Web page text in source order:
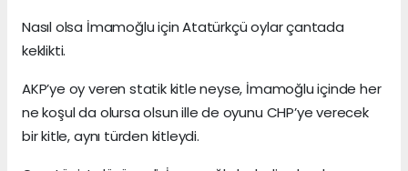
Nasıl olsa İmamoğlu için Atatürkçü oylar çantada
keklikti.
AKP’ye oy veren statik kitle neyse, İmamoğlu içinde her
ne koşul da olursa olsun ille de oyunu CHP’ye verecek
bir kitle, aynı türden kitleydi.